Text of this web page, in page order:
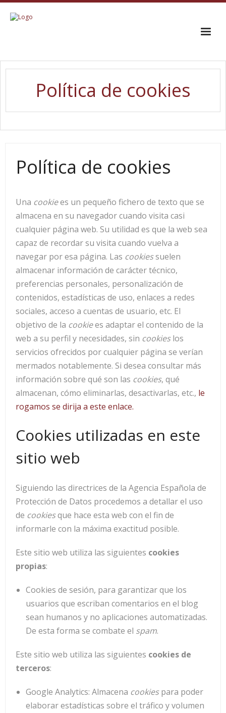
INICIO
EL CORO
CONTACTO
Política de cookies
Política de cookies
Una cookiees un pequeño fichero de texto que se
almacena en su navegador cuando visita casi
cualquier página web. Su utilidad es que la web sea
capaz de recordar su visita cuando vuelva a
navegar por esa página. Las cookiessuelen
almacenar información de carácter técnico,
preferencias personales, personalización de
contenidos, estadísticas de uso, enlaces a redes
sociales, acceso a cuentas de usuario, etc. El
objetivo de la cookiees adaptar el contenido de la
web a su perfil y necesidades, sin cookieslos
servicios ofrecidos por cualquier página se verían
mermados notablemente. Si desea consultar más
información sobre qué son las cookies, qué
almacenan, cómo eliminarlas, desactivarlas, etc., le
rogamos se dirija a este enlace.
Cookies utilizadas en este
sitio web
Siguiendo las directrices de la Agencia Española de
Protección de Datos procedemos a detallar el uso
de cookiesque hace esta web con el fin de
informarle con la máxima exactitud posible.
Este sitio web utiliza las siguientes cookies
propias:
Cookies de sesión, para garantizar que los
usuarios que escriban comentarios en el blog
sean humanos y no aplicaciones automatizadas.
De esta forma se combate el spam.
Este sitio web utiliza las siguientes cookies de
terceros:
Google Analytics: Almacena cookiespara poder
elaborar estadísticas sobre el tráfico y volumen